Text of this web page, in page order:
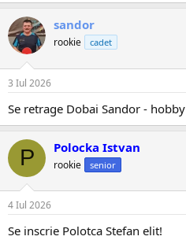
sandor
rookie cadet
3 Iul 2026
Se retrage Dobai Sandor - hobby
P Polocka Istvan
rookie senior
4 Iul 2026
Se inscrie Polotca Stefan elit!